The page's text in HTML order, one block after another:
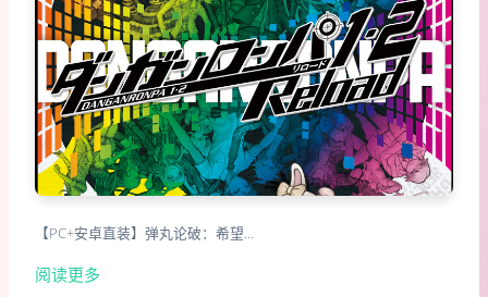
【PC+安卓直装】弹丸论破：希望…
阅读更多